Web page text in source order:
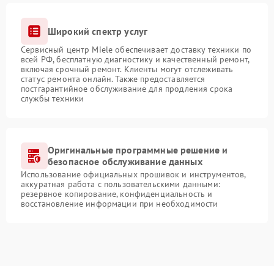
Широкий спектр услуг
Сервисный центр Miele обеспечивает доставку техники по
всей РФ, бесплатную диагностику и качественный ремонт,
включая срочный ремонт. Клиенты могут отслеживать
статус ремонта онлайн. Также предоставляется
постгарантийное обслуживание для продления срока
службы техники
Оригинальные программные решение и
безопасное обслуживание данных
Использование официальных прошивок и инструментов,
аккуратная работа с пользовательскими данными:
резервное копирование, конфиденциальность и
восстановление информации при необходимости